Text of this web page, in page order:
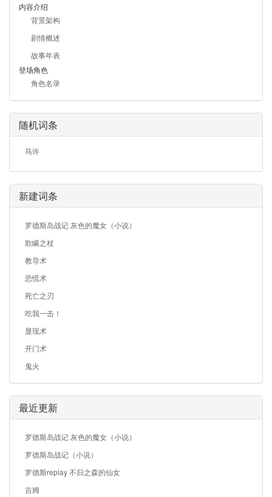
内容介绍
背景架构
剧情概述
故事年表
登场角色
角色名录
随机词条
马许
新建词条
罗德斯岛战记 灰色的魔女（小说）
欺瞒之杖
教导术
恐慌术
死亡之刃
吃我一击！
显现术
开门术
鬼火
最近更新
罗德斯岛战记 灰色的魔女（小说）
罗德斯岛战记（小说）
罗德斯replay 不归之森的仙女
吉姆